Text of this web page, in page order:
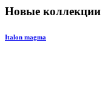
Новые коллекции
Italon magma